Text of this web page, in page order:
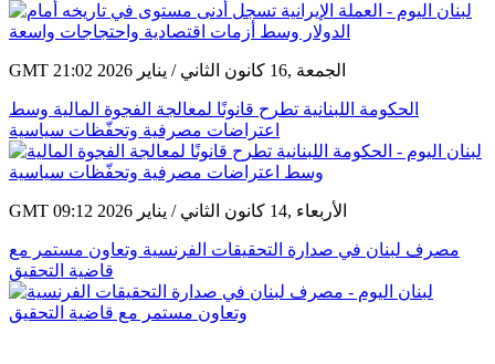
GMT 21:02 2026 الجمعة ,16 كانون الثاني / يناير
الحكومة اللبنانية تطرح قانونًا لمعالجة الفجوة المالية وسط
اعتراضات مصرفية وتحفّظات سياسية
GMT 09:12 2026 الأربعاء ,14 كانون الثاني / يناير
مصرف لبنان في صدارة التحقيقات الفرنسية وتعاون مستمر مع
قاضية التحقيق